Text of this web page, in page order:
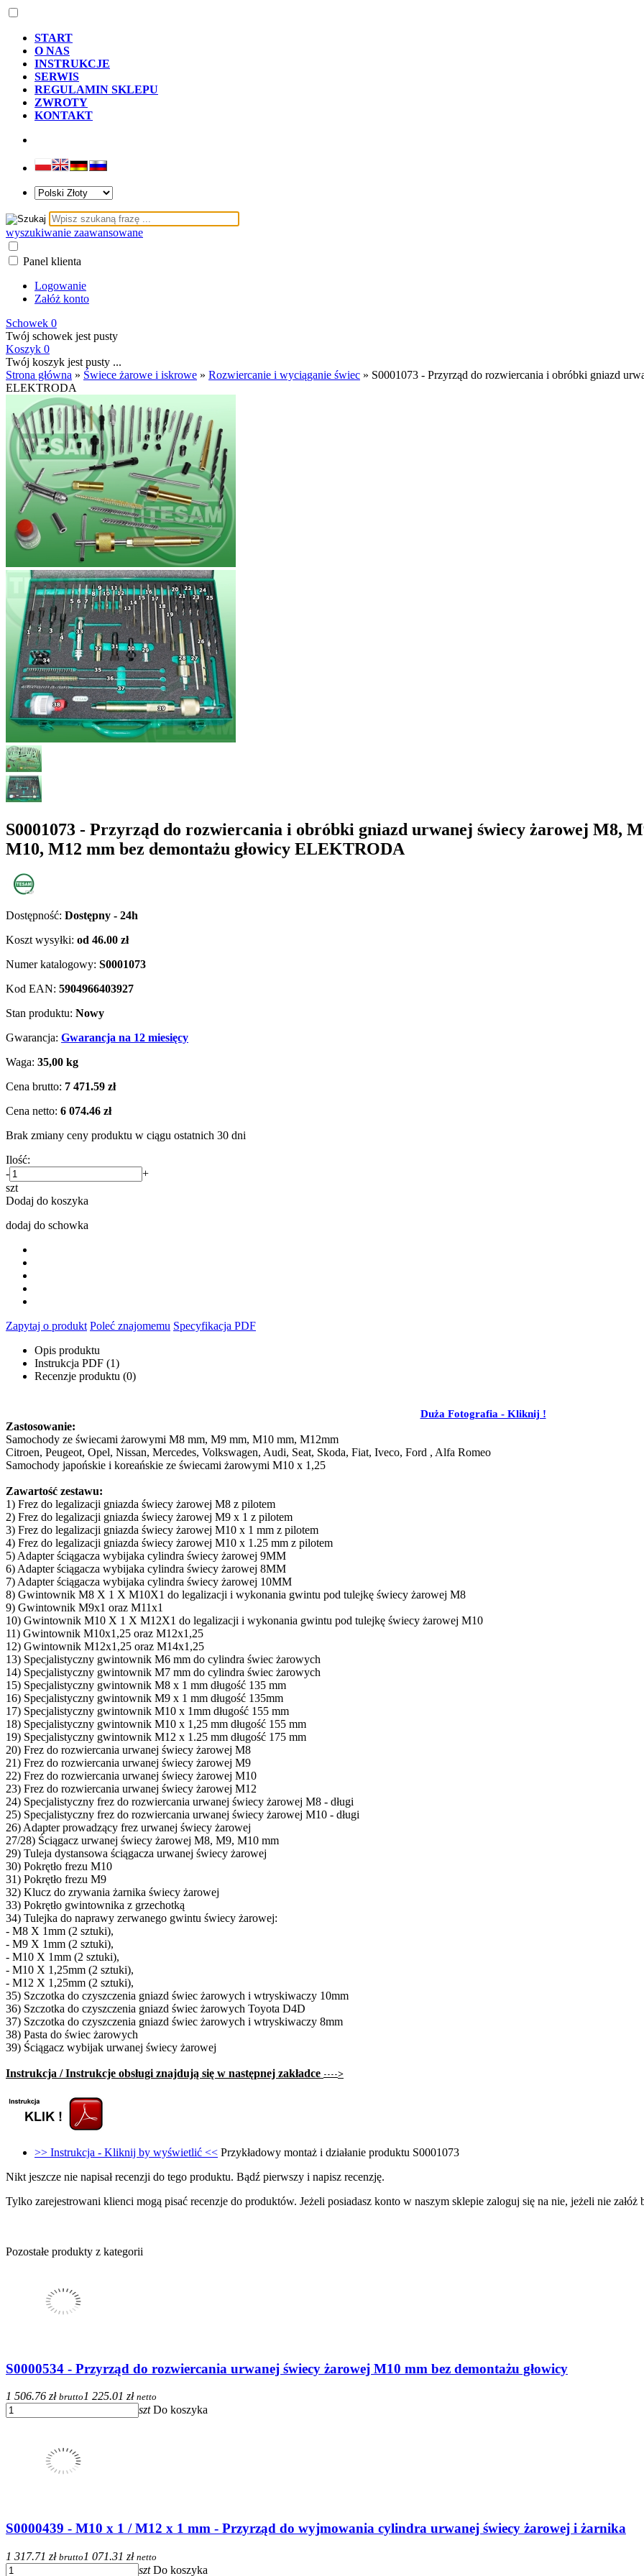
START
O NAS
INSTRUKCJE
SERWIS
REGULAMIN SKLEPU
ZWROTY
KONTAKT
wyszukiwanie zaawansowane
Panel klienta
Logowanie
Załóż konto
Schowek 0
Twój schowek jest pusty
Koszyk 0
Twój koszyk jest pusty ...
Strona główna » Świece żarowe i iskrowe » Rozwiercanie i wyciąganie świec » S0001073 - Przyrząd do rozwiercania i obróbki gniazd
ELEKTRODA
S0001073 - Przyrząd do rozwiercania i obróbki gniazd urwanej świecy żarowej M8,
M10, M12 mm bez demontażu głowicy ELEKTRODA
Dostępność: Dostępny - 24h
Koszt wysyłki: od 46.00 zł
Numer katalogowy: S0001073
Kod EAN: 5904966403927
Stan produktu: Nowy
Gwarancja: Gwarancja na 12 miesięcy
Waga: 35,00 kg
Cena brutto: 7 471.59 zł
Cena netto: 6 074.46 zł
Brak zmiany ceny produktu w ciągu ostatnich 30 dni
Ilość:
-
+
szt
Dodaj do koszyka
dodaj do schowka
Zapytaj o produkt Poleć znajomemu Specyfikacja PDF
Opis produktu
Instrukcja PDF (1)
Recenzje produktu (0)
Duża Fotografia - Kliknij !
Zastosowanie:
Samochody ze świecami żarowymi M8 mm, M9 mm, M10 mm, M12mm
Citroen, Peugeot, Opel, Nissan, Mercedes, Volkswagen, Audi, Seat, Skoda, Fiat, Iveco, Ford , Alfa Romeo
Samochody japońskie i koreańskie ze świecami żarowymi M10 x 1,25
Zawartość zestawu:
1) Frez do legalizacji gniazda świecy żarowej M8 z pilotem
2) Frez do legalizacji gniazda świecy żarowej M9 x 1 z pilotem
3) Frez do legalizacji gniazda świecy żarowej M10 x 1 mm z pilotem
4) Frez do legalizacji gniazda świecy żarowej M10 x 1.25 mm z pilotem
5) Adapter ściągacza wybijaka cylindra świecy żarowej 9MM
6) Adapter ściągacza wybijaka cylindra świecy żarowej 8MM
7) Adapter ściągacza wybijaka cylindra świecy żarowej 10MM
8) Gwintownik M8 X 1 X M10X1 do legalizacji i wykonania gwintu pod tulejkę świecy żarowej M8
9) Gwintownik M9x1 oraz M11x1
10) Gwintownik M10 X 1 X M12X1 do legalizacji i wykonania gwintu pod tulejkę świecy żarowej M10
11) Gwintownik M10x1,25 oraz M12x1,25
12) Gwintownik M12x1,25 oraz M14x1,25
13) Specjalistyczny gwintownik M6 mm do cylindra świec żarowych
14) Specjalistyczny gwintownik M7 mm do cylindra świec żarowych
15) Specjalistyczny gwintownik M8 x 1 mm długość 135 mm
16) Specjalistyczny gwintownik M9 x 1 mm długość 135mm
17) Specjalistyczny gwintownik M10 x 1mm długość 155 mm
18) Specjalistyczny gwintownik M10 x 1,25 mm długość 155 mm
19) Specjalistyczny gwintownik M12 x 1.25 mm długość 175 mm
20) Frez do rozwiercania urwanej świecy żarowej M8
21) Frez do rozwiercania urwanej świecy żarowej M9
22) Frez do rozwiercania urwanej świecy żarowej M10
23) Frez do rozwiercania urwanej świecy żarowej M12
24) Specjalistyczny frez do rozwiercania urwanej świecy żarowej M8 - długi
25) Specjalistyczny frez do rozwiercania urwanej świecy żarowej M10 - długi
26) Adapter prowadzący frez urwanej świecy żarowej
27/28) Ściągacz urwanej świecy żarowej M8, M9, M10 mm
29) Tuleja dystansowa ściągacza urwanej świecy żarowej
30) Pokrętło frezu M10
31) Pokrętło frezu M9
32) Klucz do zrywania żarnika świecy żarowej
33) Pokrętło gwintownika z grzechotką
34) Tulejka do naprawy zerwanego gwintu świecy żarowej:
- M8 X 1mm (2 sztuki),
- M9 X 1mm (2 sztuki),
- M10 X 1mm (2 sztuki),
- M10 X 1,25mm (2 sztuki),
- M12 X 1,25mm (2 sztuki),
35) Szczotka do czyszczenia gniazd świec żarowych i wtryskiwaczy 10mm
36) Szczotka do czyszczenia gniazd świec żarowych Toyota D4D
37) Szczotka do czyszczenia gniazd świec żarowych i wtryskiwaczy 8mm
38) Pasta do świec żarowych
39) Ściągacz wybijak urwanej świecy żarowej
Instrukcja / Instrukcje obsługi znajdują się w następnej zakładce ---->
>> Instrukcja - Kliknij by wyświetlić << Przykładowy montaż i działanie produktu S0001073
Nikt jeszcze nie napisał recenzji do tego produktu. Bądź pierwszy i napisz recenzję.
Tylko zarejestrowani klienci mogą pisać recenzje do produktów. Jeżeli posiadasz konto w naszym sklepie zaloguj się na nie, jeżeli nie załóż
Pozostałe produkty z kategorii
S0000534 - Przyrząd do rozwiercania urwanej świecy żarowej M10 mm bez demontażu głowicy
1 506.76 zł brutto1 225.01 zł netto
szt Do koszyka
S0000439 - M10 x 1 / M12 x 1 mm - Przyrząd do wyjmowania cylindra urwanej świecy żarowej i żarnika
1 317.71 zł brutto 1 071.31 zł netto
szt Do koszyka